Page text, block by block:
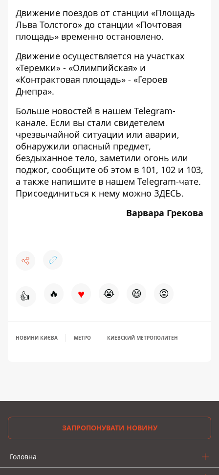
Движение поездов от станции «Площадь
Льва Толстого» до станции «Почтовая
площадь» временно остановлено.
Движение осуществляется на участках
«Теремки» - «Олимпийская» и
«Контрактовая площадь» - «Героев
Днепра».
Больше новостей в нашем Telegram-
канале. Если вы стали свидетелем
чрезвычайной ситуации или аварии,
обнаружили опасный предмет,
бездыханное тело, заметили огонь или
поджог, сообщите об этом в 101, 102 и 103,
а также напишите в нашем Telegram-чате.
Присоединиться к нему можно ЗДЕСЬ.
Варвара Грекова
👍 🔥 ♥ 😭 😆 😡
НОВИНИ КИЄВА МЕТРО КИЕВСКИЙ МЕТРОПОЛИТЕН
ЗАПРОПОНУВАТИ НОВИНУ
Головна